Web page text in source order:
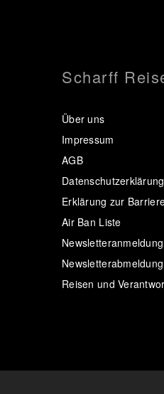
Scharff
Über uns
Impressum
AGB
Datenschutzerklärung
Erklärung zur
Air Ban Liste
Newsletteranmeldung
Newsletterabmeldung
Reisen und